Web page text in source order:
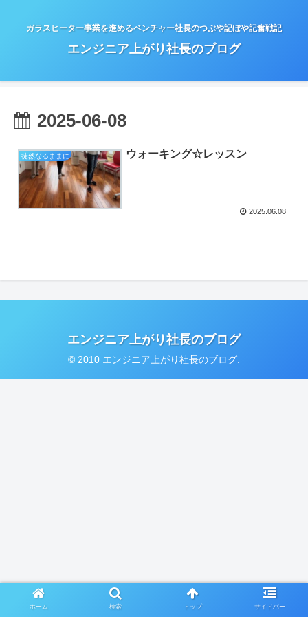
ガラスヒーター事業を進めるベンチャー社長のつぶや記ぼや記奮戦記
エンジニア上がり社長のブログ
2025-06-08
徒然なるままに ウォーキング☆レッスン
2025.06.08
エンジニア上がり社長のブログ
© 2010 エンジニア上がり社長のブログ.
ホーム 検索 トップ サイドバー